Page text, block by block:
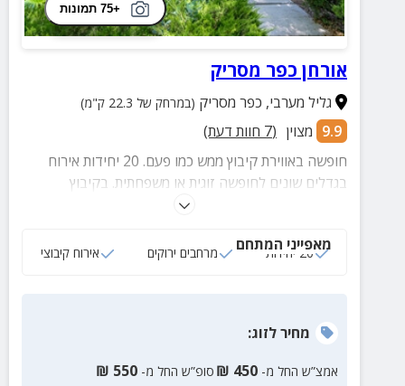
+75 תמונות
אורחן כפר מסריק
גליל מערבי, כפר מסריק (במרחק של 22.3 ק"מ)
9.9 מצוין (
7 חוות דעת)
חופשה באווירת קיבוץ ממש כמו פעם. 20 יחידות אירוח
בגדלים שונים לחופשה זוגית או משפחתית. בקיבוץ
מאפייני המתחם
20 יחידות מרחבים ירוקים אירוח קיבוצי
מחירלזוג:
אמצ”ש החל מ- 450
₪ סופ”ש החל מ- 550
₪